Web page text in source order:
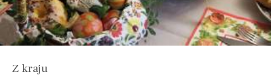
Z kraju